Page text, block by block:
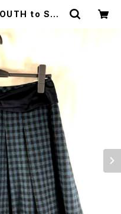
to SOU
916046 | E